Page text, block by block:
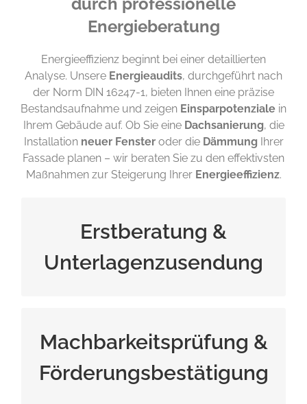
Energieberatung
Energieeffizienz beginnt bei einer detaillierten
Analyse. Unsere Energieaudits, durchgeführt nach
der Norm DIN 16247-1, bieten Ihnen eine präzise
Bestandsaufnahme und zeigen Einsparpotenziale in
Ihrem Gebäude auf. Ob Sie eine Dachsanierung, die
Installation neuer Fensteroder die DämmungIhrer
Fassade planen – wir beraten Sie zu den effektivsten
Maßnahmen zur Steigerung Ihrer Energieeffizienz.
Erstberatung &
Unterlagenzusendung
Vorstellung von Green Aktiv und
Energieberatung; Versendung
erforderlicher Dokumente.
Machbarkeitsprüfung &
Förderungsbestätigung
durch zertifizierten Energieberater;
Bestätigung der Förderung durch
das BAFA.